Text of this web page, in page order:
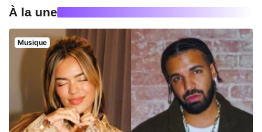
À la une
Musique